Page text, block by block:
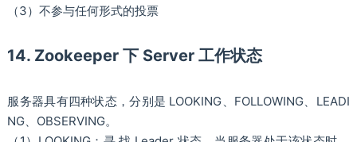
（3）不参与任何形式的投票
14. Zookeeper 下 Server 工作状态
服务器具有四种状态，分别是 LOOKING、FOLLOWING、LEADI
NG、OBSERVING。